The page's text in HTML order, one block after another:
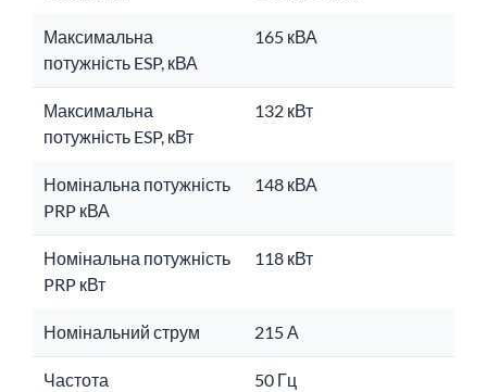
Максимальна
потужність ESP, кВА
165 кВА
Максимальна
потужність ESP, кВт
132 кВт
Номінальна потужність
PRP кВА
148 кВА
Номінальна потужність
PRP кВт
118 кВт
Номінальний струм 215 А
Частота 50 Гц